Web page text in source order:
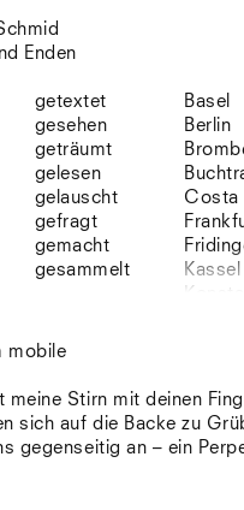
Enden
getextet
gesehen
geträumt
gelesen
gelauscht
gefragt
gemacht
gesammelt
Basel
Berlin
Costa
Kassel
Lio
NYC
mobile
meine Stirn mit deinen
sich auf die Backe zu
gegenseitig an – ein